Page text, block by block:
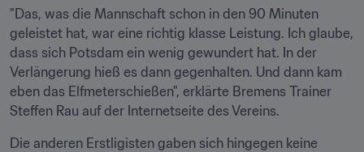
"Das, was die Mannschaft schon in den 90 Minuten
geleistet hat, war eine richtig klasse Leistung. Ich glaube,
dass sich Potsdam ein wenig gewundert hat. In der
Verlängerung hieß es dann gegenhalten. Und dann kam
eben das Elfmeterschießen", erklärte Bremens Trainer
Steffen Rau auf der Internetseite des Vereins.
Die anderen Erstligisten gaben sich hingegen keine